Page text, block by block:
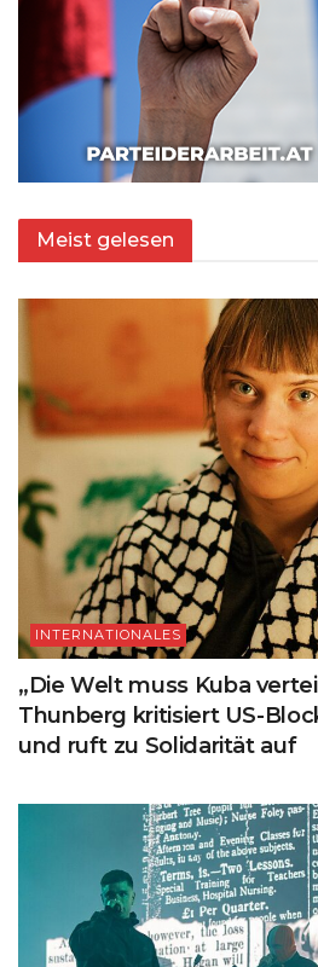
Meist gelesen
INTERNATIONALES
„Die Welt muss Kuba
Thunberg kritisiert US-
und ruft zu Solidarität auf